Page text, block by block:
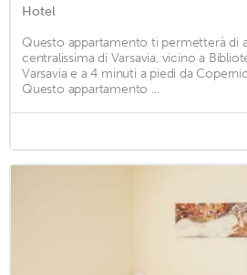
Hotel
Questo appartamento ti permetterà di
centralissima di Varsavia, vicino a
Varsavia e a 4 minuti a piedi da
Questo appartamento ...